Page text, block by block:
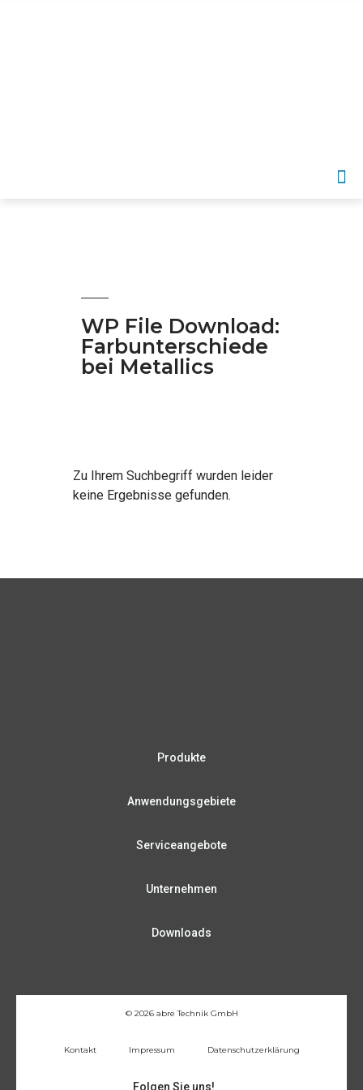
WP File Download:
Farbunterschiede
bei Metallics
Zu Ihrem Suchbegriff wurden leider
keine Ergebnisse gefunden.
Produkte
Anwendungsgebiete
Serviceangebote
Unternehmen
Downloads
© 2026 abre Technik GmbH
Kontakt Impressum Datenschutzerklärung
Folgen Sie uns!